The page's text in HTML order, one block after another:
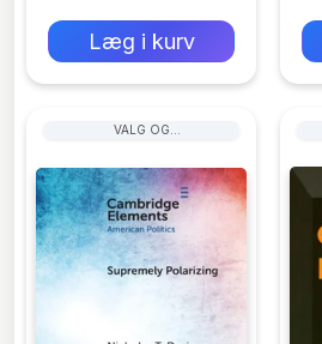
Læg i kurv
VALG OG